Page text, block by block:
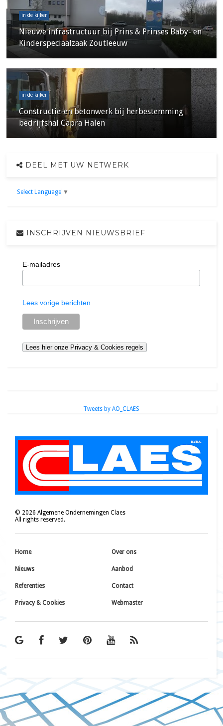
in de kijker
Nieuwe infrastructuur bij Prins & Prinses Baby- en
Kinderspeciaalzaak Zoutleeuw
in de kijker
Constructie-en betonwerk bij herbestemming
bedrijfshal Capra Halen
DEEL MET UW NETWERK
Select Language ▼
INSCHRIJVEN NIEUWSBRIEF
E-mailadres
Lees vorige berichten
Tweets by AO_CLAES
© 2026 Algemene Ondernemingen Claes
All rights reserved.
Home Over ons
Nieuws Aanbod
Referenties Contact
Privacy & Cookies Webmaster